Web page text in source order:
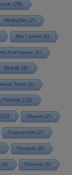
(29)
Μοζαμβίκη (2)
Νέα Γουινέα(4)
Αναλήψεως (1)
Νεπάλ (8)
Τέσλα(3)
Πολίτης(10)
Ολμέκοι(2)
Ουρουγουάη (2)
Παναμάς (6)
(4) Πολωνία (5)